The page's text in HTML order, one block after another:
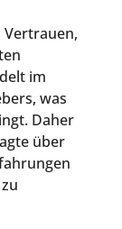
Vertrauen,
im
was
Daher
über